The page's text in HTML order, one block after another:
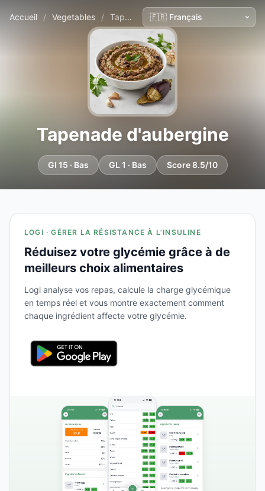
Accueil / Vegetables / Tapenade d'aubergine
Tapenade d'aubergine
GI 15 · Bas GL 1 · Bas Score 8.5/10
LOGI · GÉRER LA RÉSISTANCE À L'INSULINE
Réduisez votre glycémie grâce à de
meilleurs choix alimentaires
Logi analyse vos repas, calcule la charge glycémique
en temps réel et vous montre exactement comment
chaque ingrédient affecte votre glycémie.